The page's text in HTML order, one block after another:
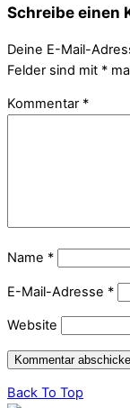
Schreibe einen
Deine E-Mail-
Felder sind mit *
Kommentar *
Name *
E-Mail-Adresse *
Website
Back To Top